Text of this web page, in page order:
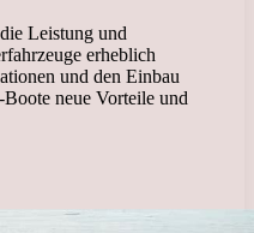
Leistung und
erheblich
und den Einbau
neue Vorteile und